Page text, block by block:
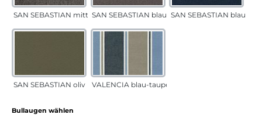
SAN SEBASTIAN mittelgrauSAN SEBASTIAN blau-sandSAN SEBASTIAN blau
SAN SEBASTIAN oliv VALENCIA blau-taupe
Bullaugen wählen